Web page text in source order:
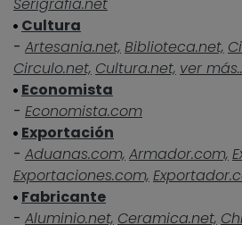
Cultura
- Artesania.net, Biblioteca.net,
Circulo.net, Cultura.net, ver
Economista
- Economista.com
Exportación
- Aduanas.com, Armador.com,
Exportaciones.com,
Fabricante
- Aluminio.net, Ceramica.net,